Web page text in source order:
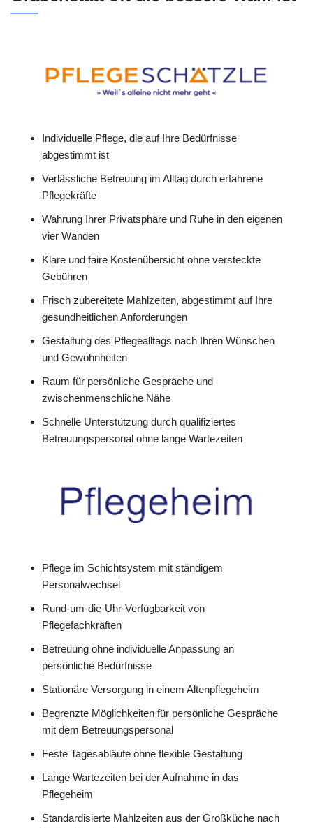
Individuelle Pflege, die auf Ihre Bedürfnisse
abgestimmt ist
Verlässliche Betreuung im Alltag durch erfahrene
Pflegekräfte
Wahrung Ihrer Privatsphäre und Ruhe in den eigenen
vier Wänden
Klare und faire Kostenübersicht ohne versteckte
Gebühren
Frisch zubereitete Mahlzeiten, abgestimmt auf Ihre
gesundheitlichen Anforderungen
Gestaltung des Pflegealltags nach Ihren Wünschen
und Gewohnheiten
Raum für persönliche Gespräche und
zwischenmenschliche Nähe
Schnelle Unterstützung durch qualifiziertes
Betreuungspersonal ohne lange Wartezeiten
Pflege im Schichtsystem mit ständigem
Personalwechsel
Rund-um-die-Uhr-Verfügbarkeit von
Pflegefachkräften
Betreuung ohne individuelle Anpassung an
persönliche Bedürfnisse
Stationäre Versorgung in einem Altenpflegeheim
Begrenzte Möglichkeiten für persönliche Gespräche
mit dem Betreuungspersonal
Feste Tagesabläufe ohne flexible Gestaltung
Lange Wartezeiten bei der Aufnahme in das
Pflegeheim
Standardisierte Mahlzeiten aus der Großküche nach